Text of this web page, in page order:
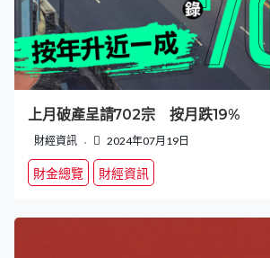
上月破產呈請702宗 按月跌19%
財經資訊 2024年07月19日
財金總覽 財經資訊